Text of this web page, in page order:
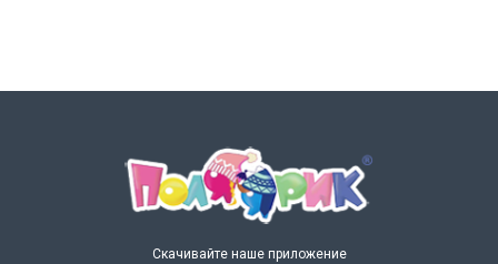
Скачивайте наше приложение